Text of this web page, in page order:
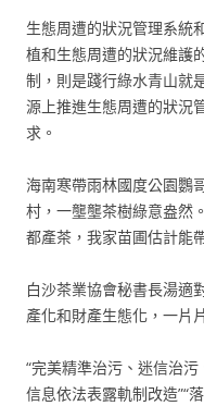
生態周遭的狀況管理系統
植和生態周遭的狀況維護
制，則是踐行綠水青山就
源上推進生態周遭的狀況
求。
海南寒帶雨林國度公園鸚
村，一壟壟茶樹綠意盎然
都產茶，我家苗圃估計能
白沙茶業協會秘書長湯適
產化和財產生態化，一片片
“完美精準治污、迷信治
信息依法表露軌制改造”“